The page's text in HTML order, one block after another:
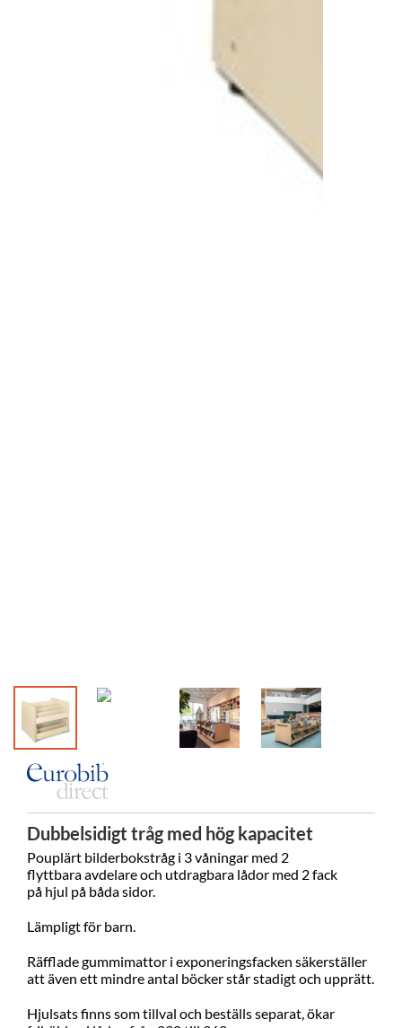
Dubbelsidigt tråg med hög kapacitet
Pouplärt bilderbokstråg i 3våningar med 2
flyttbara avdelare och utdragbara lådor med 2 fack
på hjul på båda sidor.
Lämpligt för barn.
Räfflade gummimattor i exponeringsfacken säkerställer
att även ett mindre antal böcker står stadigt och upprätt.
Hjulsats finns som tillval och beställs separat, ökar